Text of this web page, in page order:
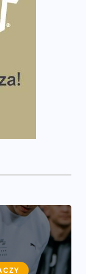
w historii.
Bohaterów!
do
z